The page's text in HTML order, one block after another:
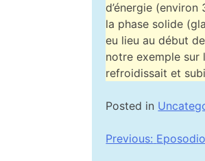
d’énergie (environ
la phase solide
eu lieu au début
notre exemple sur
refroidissait et
Posted in
Navigation
Previous: